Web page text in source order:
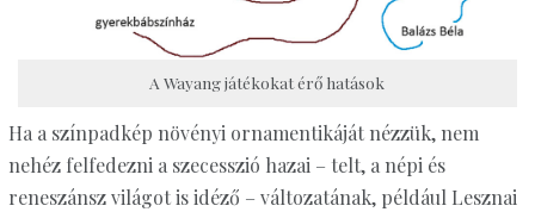
A Wayang játékokat érő hatások
Ha a színpadkép növényi ornamentikáját nézzük, nem
nehéz felfedezni a szecesszió hazai – telt, a népi és
reneszánsz világot is idéző – változatának, például Lesznai